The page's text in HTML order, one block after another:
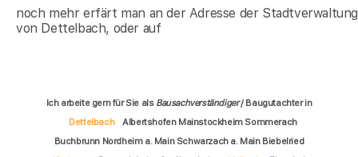
noch mehr erfärt man an der Adresse der Stadtverwaltung
von Dettelbach, oder auf
Ich arbeite gern für Sie als Bausachverständiger/ Baugutachter in
Dettelbach
Albertshofen Mainstockheim Sommerach
Buchbrunn Nordheim a. Main Schwarzach a. Main Biebelried